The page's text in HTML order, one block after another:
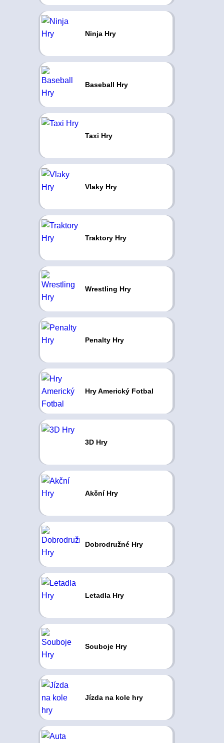
Ninja Hry
Baseball Hry
Taxi Hry
Vlaky Hry
Traktory Hry
Wrestling Hry
Penalty Hry
Hry Americký Fotbal
3D Hry
Akční Hry
Dobrodružné Hry
Letadla Hry
Souboje Hry
Jízda na kole hry